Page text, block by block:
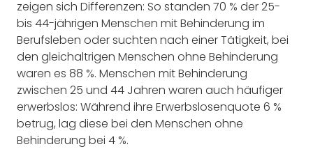
zeigen sich Differenzen: So standen 70 % der 25-
bis 44-jährigen Menschen mit Behinderung im
Berufsleben oder suchten nach einer Tätigkeit, bei
den gleichaltrigen Menschen ohne Behinderung
waren es 88 %. Menschen mit Behinderung
zwischen 25 und 44 Jahren waren auch häufiger
erwerbslos: Während ihre Erwerbslosenquote 6 %
betrug, lag diese bei den Menschen ohne
Behinderung bei 4 %.